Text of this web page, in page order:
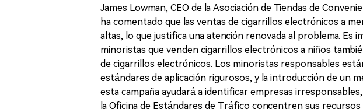
James Lowman, CEO de la Asociación de Tiendas de
ha comentado que las ventas de cigarrillos electrónicos a
altas, lo que justifica una atención renovada al problema. Es
minoristas que venden cigarrillos electrónicos a niños
de cigarrillos electrónicos. Los minoristas responsables
estándares de aplicación rigurosos, y la introducción de un
esta campaña ayudará a identificar empresas
la Oficina de Estándares de Tráfico concentren sus